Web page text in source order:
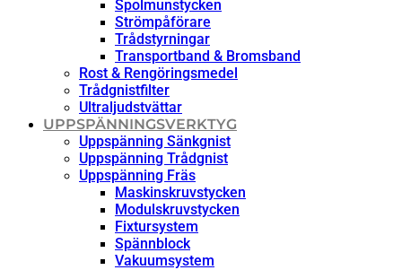
Spolmunstycken
Strömpåförare
Trådstyrningar
Transportband & Bromsband
Rost & Rengöringsmedel
Trådgnistfilter
Ultraljudstvättar
UPPSPÄNNINGSVERKTYG
Uppspänning Sänkgnist
Uppspänning Trådgnist
Uppspänning Fräs
Maskinskruvstycken
Modulskruvstycken
Fixtursystem
Spännblock
Vakuumsystem